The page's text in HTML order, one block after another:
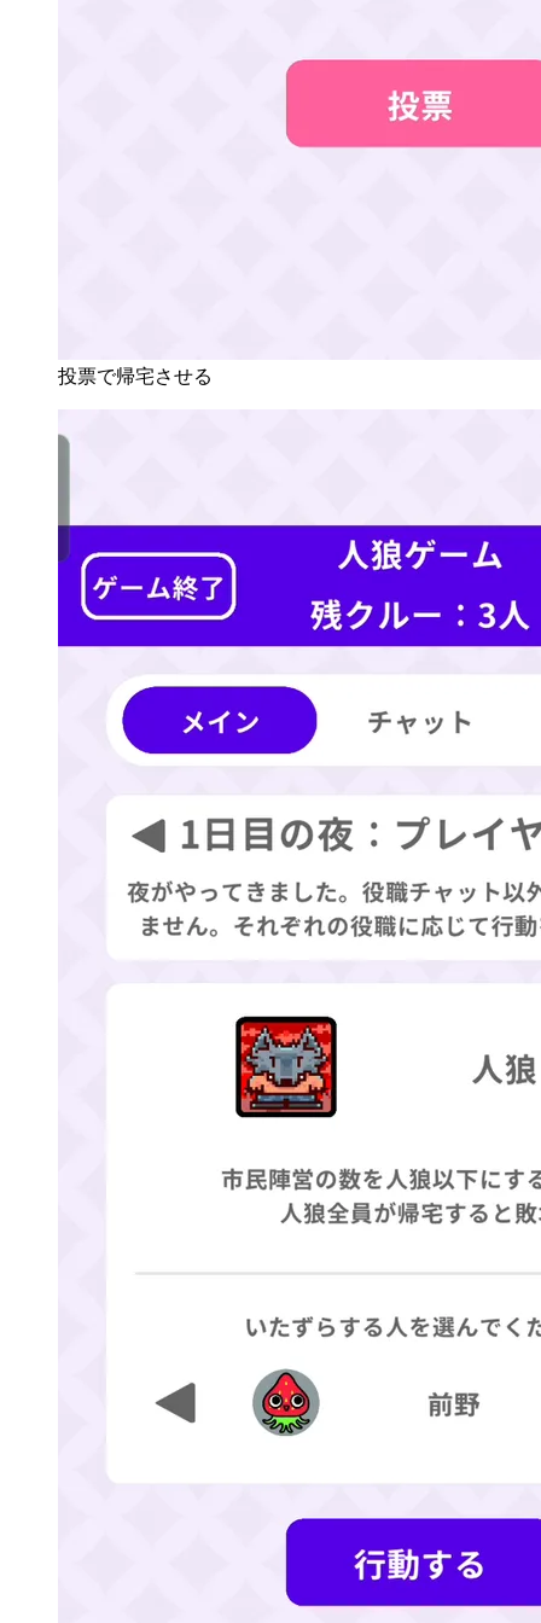
投票で帰宅させる